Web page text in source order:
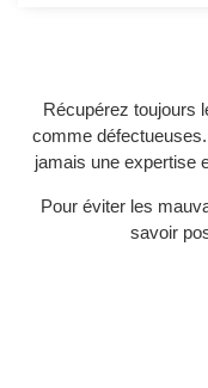
Récupérez toujours
comme
jamais une expertise
Pour éviter les
savoir